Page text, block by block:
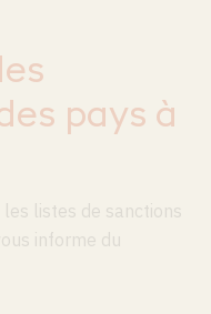
pays à
listes de sanctions
informe du